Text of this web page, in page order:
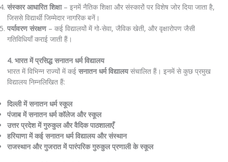
संस्कार आधारित शिक्षा– इनमें नैतिक शिक्षा और संस्कारों पर विशेष जोर दिया जाता है,
जिससे विद्यार्थी जिम्मेदार नागरिक बनें।
पर्यावरण संरक्षण– कई विद्यालयों में गो-सेवा, जैविक खेती, और वृक्षारोपण जैसी
गतिविधियाँ कराई जाती हैं।
4. भारत में प्रसिद्ध सनातन धर्म विद्यालय
भारत में विभिन्न राज्यों में कई सनातन धर्म विद्यालयसंचालित हैं। इनमें से कुछ प्रमुख
विद्यालय निम्नलिखित हैं:
दिल्ली में सनातन धर्म स्कूल
पंजाब में सनातन धर्म कॉलेज और स्कूल
उत्तर प्रदेश में गुरुकुल और वैदिक पाठशालाएँ
हरियाणा में कई सनातन धर्म विद्यालय और संस्थान
राजस्थान और गुजरात में पारंपरिक गुरुकुल प्रणाली के स्कूल